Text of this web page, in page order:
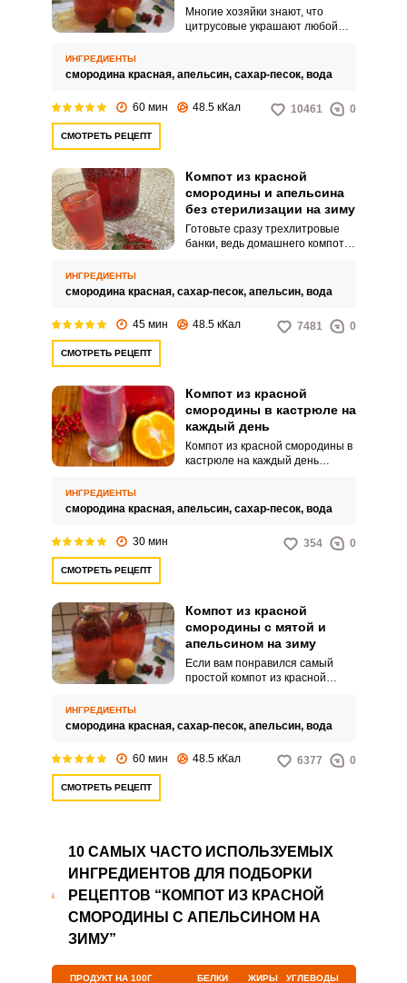
зиму
Многие хозяйки знают, что
цитрусовые украшают любой
красной смородины с
делает напиток похожим на
«Фанту», что очень нравится
ИНГРЕДИЕНТЫ
смородина красная, апельсин, сахар-песок, вода
60 мин 48.5 кКал 10461 0
СМОТРЕТЬ РЕЦЕПТ
Компот из красной
смородины и апельсина
без стерилизации на зиму
Готовьте сразу трехлитровые
банки, ведь домашнего компота
могут не только опытные, но и
ИНГРЕДИЕНТЫ
смородина красная, сахар-песок, апельсин, вода
45 мин 48.5 кКал 7481 0
СМОТРЕТЬ РЕЦЕПТ
Компот из красной
смородины в кастрюле на
каждый день
Компот из красной смородины в
кастрюле на каждый день
эффектом, а вкус и аромат
невероятными. Для придания
экзотической нотки,
ИНГРЕДИЕНТЫ
смородина красная, апельсин, сахар-песок, вода
30 мин 354 0
СМОТРЕТЬ РЕЦЕПТ
Компот из красной
смородины с мятой и
апельсином на зиму
Если вам понравился самый
простой компот из красной
присмотритесь к данному
еще один невероятно полезный
летний напиток, который
ИНГРЕДИЕНТЫ
смородина красная, сахар-песок, апельсин, вода
60 мин 48.5 кКал 6377 0
СМОТРЕТЬ РЕЦЕПТ
10 САМЫХ ЧАСТО ИСПОЛЬЗУЕМЫХ
ИНГРЕДИЕНТОВ ДЛЯ ПОДБОРКИ
РЕЦЕПТОВ “КОМПОТ ИЗ КРАСНОЙ
СМОРОДИНЫ С АПЕЛЬСИНОМ НА
ЗИМУ”
ПРОДУКТ НА 100Г БЕЛКИ ЖИРЫ УГЛЕВОДЫ